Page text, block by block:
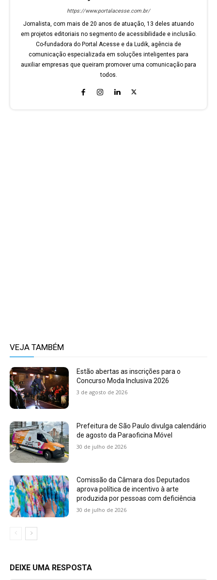
https://www.portalacesse.com.br/
Jornalista, com mais de 20 anos de atuação, 13 deles atuando
em projetos editoriais no segmento de acessibilidade e inclusão.
Co-fundadora do Portal Acesse e da Ludik, agência de
comunicação especializada em soluções inteligentes para
auxiliar empresas que queiram promover uma comunicação para
todos.
VEJA TAMBÉM
Estão abertas as inscrições para o
Concurso Moda Inclusiva 2026
3 de agosto de 2026
Prefeitura de São Paulo divulga calendário
de agosto da Paraoficina Móvel
30 de julho de 2026
Comissão da Câmara dos Deputados
aprova política de incentivo à arte
produzida por pessoas com deficiência
30 de julho de 2026
DEIXE UMA RESPOSTA